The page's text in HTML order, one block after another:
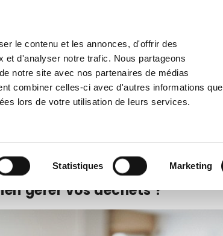
le contenu et les annonces, d'offrir des
d'analyser notre trafic. Nous partageons
notre site avec nos partenaires de médias
combiner celles-ci avec d'autres informations que
lors de votre utilisation de leurs services.
Statistiques Marketing
gérer vos déchets ?